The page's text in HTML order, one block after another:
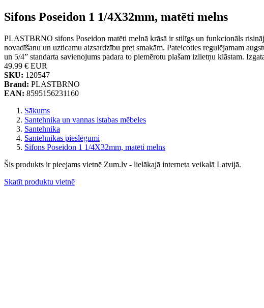
Sifons Poseidon 1 1/4X32mm, matēti melns
PLASTBRNO sifons Poseidon matēti melnā krāsā ir stilīgs un funkcionāls
novadīšanu un uzticamu aizsardzību pret smakām. Pateicoties regulējamam
un 5/4” standarta savienojums padara to piemērotu plašam izlietņu klāstam.
49.99 € EUR
SKU: 120547
Brand: PLASTBRNO
EAN: 8595156231160
Sākums
Santehnika un vannas istabas mēbeles
Santehnika
Santehnikas pieslēgumi
Sifons Poseidon 1 1/4X32mm, matēti melns
Šis produkts ir pieejams vietnē Zum.lv - lielākajā interneta veikalā Latvijā.
Skatīt produktu vietnē